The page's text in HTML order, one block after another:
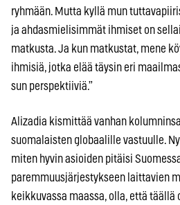
ryhmään. Mutta kyllä mun
ja ahdasmielisimmät ihmiset on
matkusta. Ja kun matkustat, mene
ihmisiä, jotka elää täysin eri
sun perspektiiviä.”
Alizadia kismittää vanhan
suomalaisten globaalille vastuulle.
miten hyvin asioiden pitäisi
paremmuusjärjestykseen laittavien
keikkuvassa maassa, olla, että